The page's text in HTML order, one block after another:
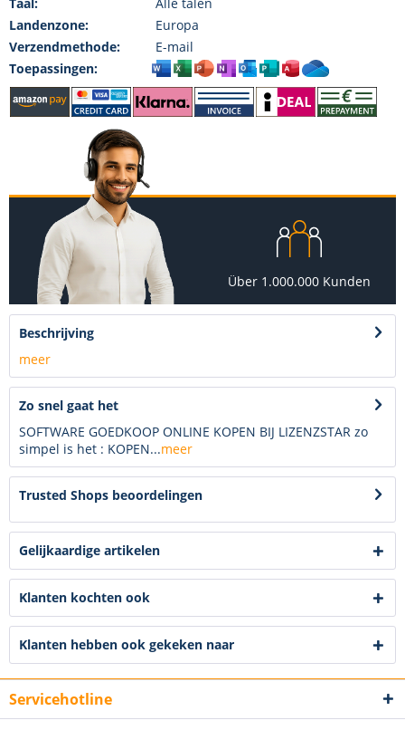
Landenzone:
Europa
Verzendmethode:
E-mail
Toepassingen:
Über 1.000.000 Kunden
Beschrijving
meer
Zo snel gaat het
SOFTWARE GOEDKOOP ONLINE KOPEN BIJ LIZENZSTAR zo
simpel is het : KOPEN...meer
Trusted Shops beoordelingen
Gelijkaardige artikelen
Klanten kochten ook
Klanten hebben ook gekeken naar
Servicehotline